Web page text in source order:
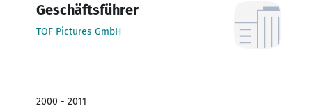
Geschäftsführer
TOF Pictures GmbH
2000 - 2011